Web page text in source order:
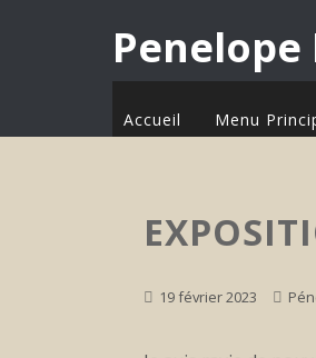
Accueil Menu
19 février 2023